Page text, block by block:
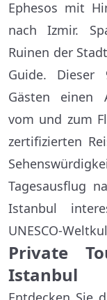
Ephesos mit
nach Izmir.
Ruinen der
Guide. Dieser
Gästen einen
vom und zum
zertifizierten
Tagesausflug
Istanbul
UNESCO-
Private
Istanbul